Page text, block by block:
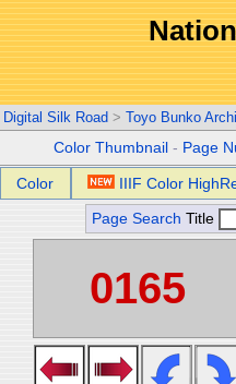
Digital Silk Road > Toyo Bunko
Color Thumbnail - Page
Color IIIF Color
Page Search Title
0165